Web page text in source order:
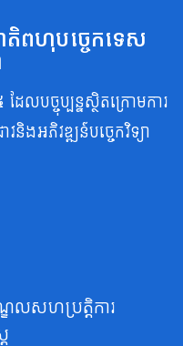
តិពហុបច្ចេកទេស
ែលបច្ចុប្បន្នស្ថិតក្រោមការ
និងអភិវឌ្ឍន៍បច្ចេកវិទ្យា
ឌលសហប្រត្តិការ